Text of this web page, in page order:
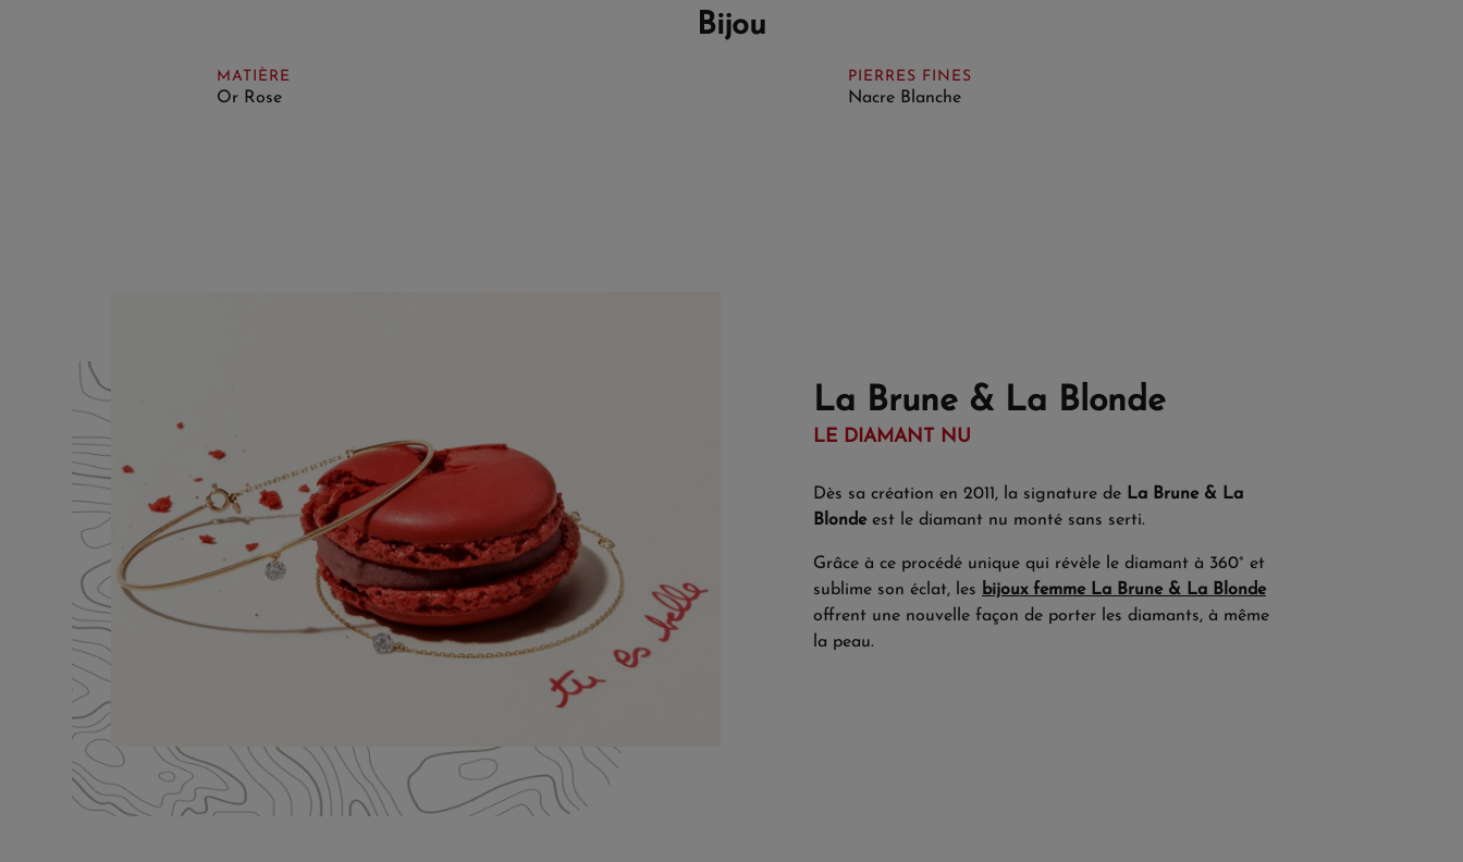
Bijou
MATIÈRE
Or Rose
PIERRES FINES
Nacre Blanche
La Brune & La Blonde
LE DIAMANT NU
Dès sa création en 2011, la signature de La Brune & La
Blondeest le diamant nu monté sans serti.
Grâce à ce procédé unique qui révèle le diamant à 360° et
sublime son éclat, les bijoux femme La Brune & La Blonde
offrent une nouvelle façon de porter les diamants, à même
la peau.